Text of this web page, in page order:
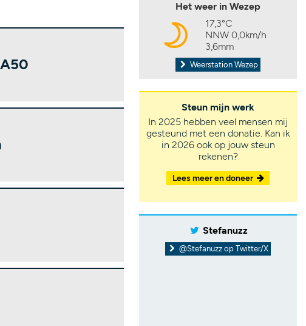
Het weer in Wezep
17,3°C
NNW 0,0km/h
3,6mm
Weerstation Wezep
Steun mijn werk
In 2025 hebben veel mensen mij
gesteund met een donatie. Kan ik
in 2026 ook op jouw steun
rekenen?
Lees meer en doneer
Stefanuzz
@Stefanuzz op Twitter/X